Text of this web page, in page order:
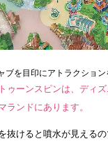
ブを目印にアトラクション
ゥーンスピンは、ディズ
ランドにあります。
抜けると噴水が見える